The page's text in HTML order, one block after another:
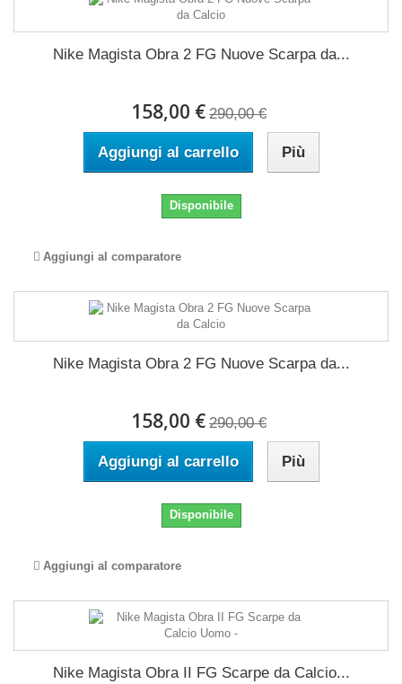
Nike Magista Obra 2 FG Nuove Scarpa da...
158,00 € 290,00 €
Aggiungi al carrello Più
Disponibile
Aggiungi al comparatore
Nike Magista Obra 2 FG Nuove Scarpa da...
158,00 € 290,00 €
Aggiungi al carrello Più
Disponibile
Aggiungi al comparatore
Nike Magista Obra II FG Scarpe da Calcio...